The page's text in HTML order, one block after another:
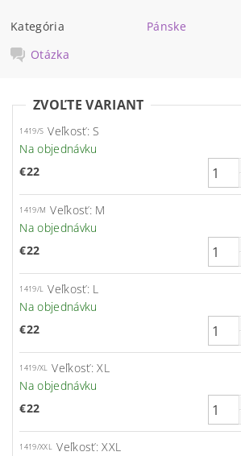
Kategória
Pánske
Otázka
ZVOĽTE VARIANT
1419/S Veľkosť: S
Na objednávku
€22
1419/M Veľkosť: M
Na objednávku
€22
1419/L Veľkosť: L
Na objednávku
€22
1419/XL Veľkosť: XL
Na objednávku
€22
1419/XXL Veľkosť: XXL